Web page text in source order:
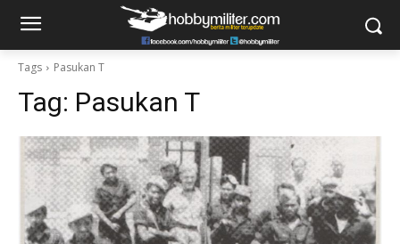
Tags Pasukan T
Tag: Pasukan T